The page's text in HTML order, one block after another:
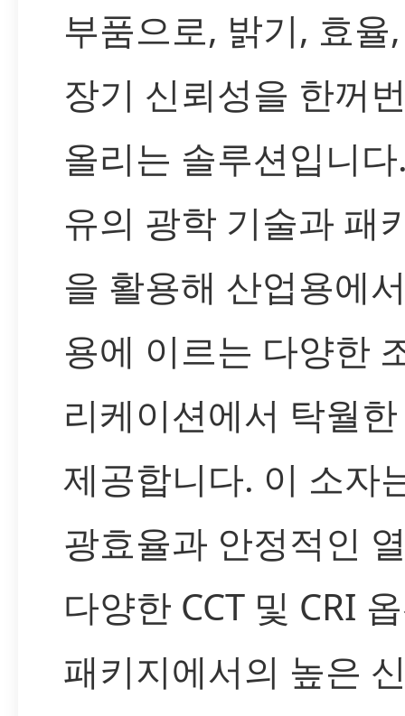
부품으로, 밝기, 효율
장기 신뢰성을 한꺼
올리는 솔루션입니
유의 광학 기술과 패
을 활용해 산업용에
용에 이르는 다양한
리케이션에서 탁월
제공합니다. 이 소자
광효율과 안정적인
다양한 CCT 및 CRI
패키지에서의 높은